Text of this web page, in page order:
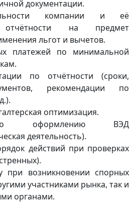
документации.
компании и её
отчётности на предмет
льгот и вычетов.
платежей по минимальной
по отчётности (сроки,
рекомендации по
оптимизация.
оформлению ВЭД
деятельность).
действий при проверках
при возникновении спорных
участниками рынка, так и
органами.